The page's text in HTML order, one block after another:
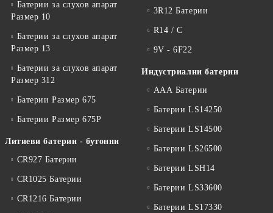
Батерии за слухов апарат
Размер 10
Батерии за слухов апарат
Размер 13
Батерии за слухов апарат
Размер 312
Батерии Размер 675
Батерии Размер 675P
Литиеви батерии - бутонни
CR927 Батерии
CR1025 Батерии
CR1216 Батерии
3R12 Батерии
R14 / C
9V - 6F22
Индустриални батерии
ААА Батерии
Батерии LS14250
Батерии LS14500
Батерии LS26500
Батерии LSH14
Батерии LS33600
Батерии LS17330